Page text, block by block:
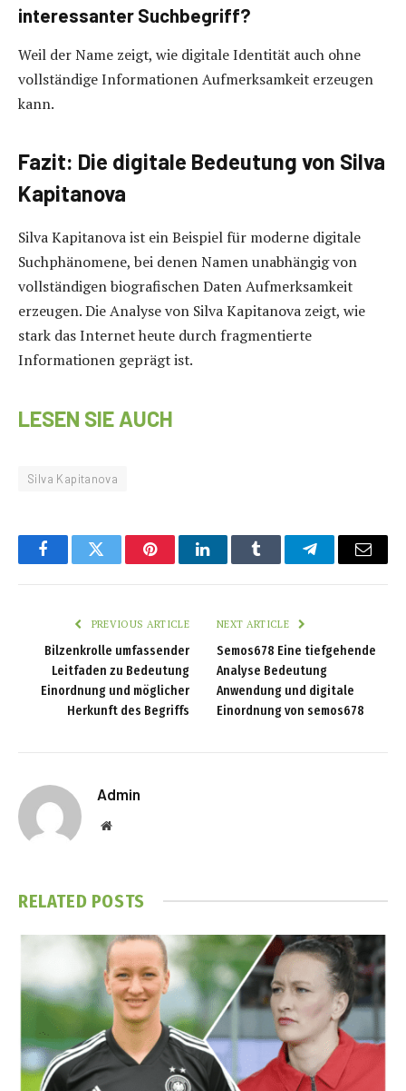
interessanter Suchbegriff?
Weil der Name zeigt, wie digitale Identität auch ohne
vollständige Informationen Aufmerksamkeit erzeugen
kann.
Fazit: Die digitale Bedeutung von Silva
Kapitanova
Silva Kapitanova ist ein Beispiel für moderne digitale
Suchphänomene, bei denen Namen unabhängig von
vollständigen biografischen Daten Aufmerksamkeit
erzeugen. Die Analyse von Silva Kapitanova zeigt, wie
stark das Internet heute durch fragmentierte
Informationen geprägt ist.
LESEN SIE AUCH
Silva Kapitanova
FacebookTwitter PinterestLinkedInTumblr TelegramEmail
PREVIOUS ARTICLE
Bilzenkrolle umfassender
Leitfaden zu Bedeutung
Einordnung und möglicher
Herkunft des Begriffs
NEXT ARTICLE
Semos678 Eine tiefgehende
Analyse Bedeutung
Anwendung und digitale
Einordnung von semos678
Admin
Website
RELATED POSTS